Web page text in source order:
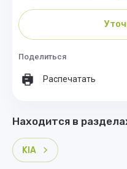
Поделиться
Распечатать
Находится в
KIA